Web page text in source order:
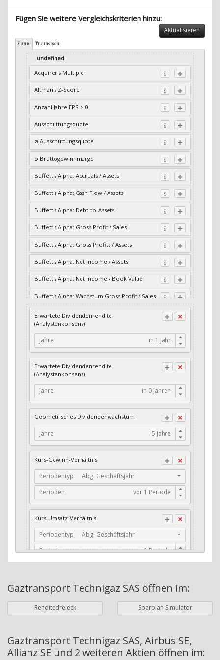
Fügen Sie weitere Vergleichskriterien hinzu:
Aktualisieren
Fund. Technisch
undefined
Acquirer's Multiple
Altman's Z-Score
Anzahl Jahre EPS > 0
Ausschüttungsquote
ø Ausschüttungsquote
ø Bruttogewinnmarge
Buffett's Alpha: Accruals / Assets
Buffett's Alpha: Cash Flow / Assets
Buffett's Alpha: Debt-to-Assets
Buffett's Alpha: Gross Profit / Sales
Buffett's Alpha: Gross Profits / Assets
Buffett's Alpha: Net Income / Assets
Buffett's Alpha: Net Income / Book Value
Buffett's Alpha: Wachstum Gross Profit / Sales
Buffett's Alpha: Wachstum Residual Cash Flow
/ Assets
Buffett's Alpha: Wachstum Residual Gross
Profits / Assets
Income / Assets
Buffett's Alpha: Wachstum Residual Net
Income / Book Value
Cash-Quote
CFO / Interest Expense
Current Ratio
Long-Term Debt to Working Capital
Dividenden-Check
Stabiles Dividenden-Wachstum
Stabiles Dividenden-Wachstum (TTM)
Stabiles Absolutes Dividenden-Wachstum
Dividendenrendite (angekündigt)
Adj. Dividendenrendite (Market Cap)
Erwartete Dividendenrendite
(Analystenkonsens)
Jahre
Erwartete Dividendenrendite
(Analystenkonsens)
Jahre
Geometrisches Dividendenwachstum
Jahre
Kurs-Gewinn-Verhältnis
Periodentyp
Abg. Geschäftsjahr
Perioden
Kurs-Umsatz-Verhältnis
Periodentyp
Abg. Geschäftsjahr
Perioden
Währung Bilanzierungswährung
Periodentyp
Jahre
Perioden
Gaztransport Technigaz SAS öffnen im:
Renditedreieck Sparplan-Simulator
Gaztransport Technigaz SAS, Airbus SE,
Allianz SE und 2 weiteren Aktien öffnen im: